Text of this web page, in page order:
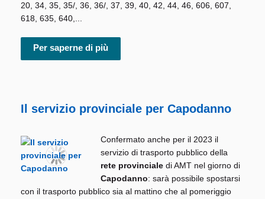
20, 34, 35, 35/, 36, 36/, 37, 39, 40, 42, 44, 46, 606, 607,
618, 635, 640,...
Per saperne di più
Il servizio provinciale per Capodanno
Confermato anche per il 2023 il
servizio di trasporto pubblico della
rete provinciale di AMT nel giorno di
Capodanno: sarà possibile spostarsi
con il trasporto pubblico sia al mattino che al pomeriggio